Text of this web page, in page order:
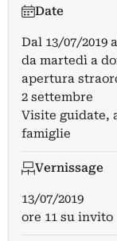
Date
Dal 13/07/2019
da martedì a
apertura
2 settembre
Visite guidate,
famiglie
Vernissage
13/07/2019
ore 11 su invito